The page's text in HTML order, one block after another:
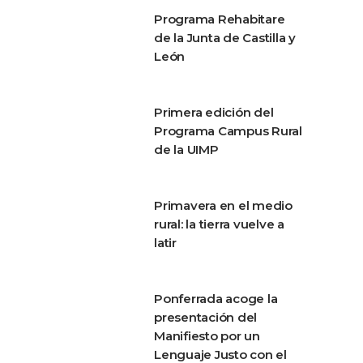
Programa Rehabitare
de la Junta de Castilla y
León
Primera edición del
Programa Campus Rural
de la UIMP
Primavera en el medio
rural: la tierra vuelve a
latir
Ponferrada acoge la
presentación del
Manifiesto por un
Lenguaje Justo con el